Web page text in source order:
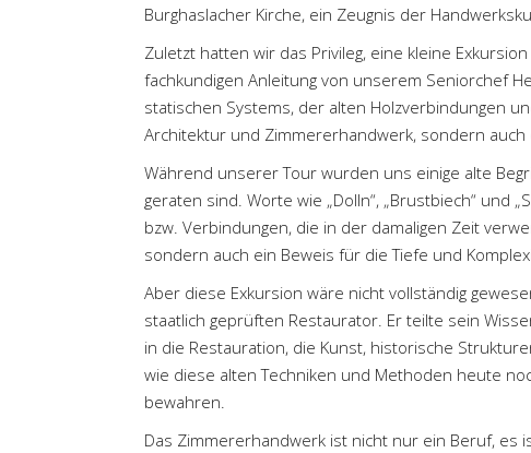
Burghaslacher Kirche, ein Zeugnis der
Zuletzt hatten wir das Privileg, eine kleine
fachkundigen Anleitung von unserem Seniorchef
statischen Systems, der alten Holzverbindungen
Architektur und Zimmererhandwerk, sondern auch
Während unserer Tour wurden uns einige alte
geraten sind. Worte wie „Dolln“, „Brustbiech“ und
bzw. Verbindungen, die in der damaligen Zeit
sondern auch ein Beweis für die Tiefe und
Aber diese Exkursion wäre nicht vollständig
staatlich geprüften Restaurator. Er teilte sein
in die Restauration, die Kunst, historische
wie diese alten Techniken und Methoden heute
bewahren.
Das Zimmererhandwerk ist nicht nur ein Beruf, es